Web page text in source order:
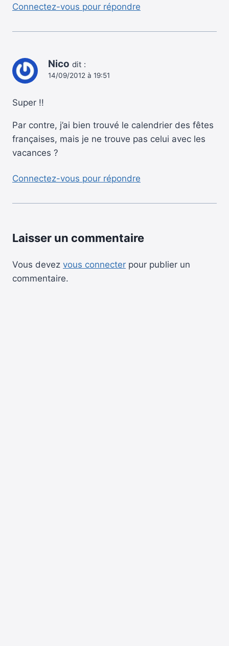
Connectez-vous pour répondre
Nico dit :
14/09/2012 à 19:51
Super !!
Par contre, j’ai bien trouvé le calendrier des fêtes
françaises, mais je ne trouve pas celui avec les
vacances ?
Connectez-vous pour répondre
Laisser un commentaire
Vous devez vous connecter pour publier un
commentaire.